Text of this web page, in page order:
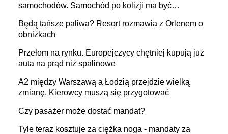
samochodów. Samochód po kolizji ma być
producenta
Będą tańsze paliwa? Resort rozmawia z Orlenem o
obniżkach
Przełom na rynku. Europejczycy chętniej kupują już
auta na prąd niż spalinowe
A2 między Warszawą a Łodzią przejdzie wielką
zmianę. Kierowcy muszą się przygotować
Czy pasażer może dostać mandat?
Tyle teraz kosztuje za ciężka noga - mandaty za